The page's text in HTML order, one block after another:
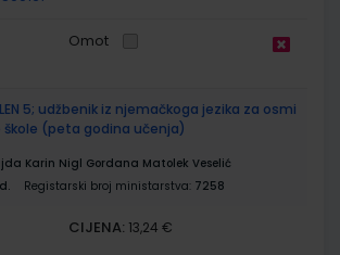
Omot
5; udžbenik iz njemačkoga jezika za osmi
škole (peta godina učenja)
Karin Nigl Gordana Matolek Veselić
Registarski broj ministarstva: 7258
CIJENA: 13,24 €